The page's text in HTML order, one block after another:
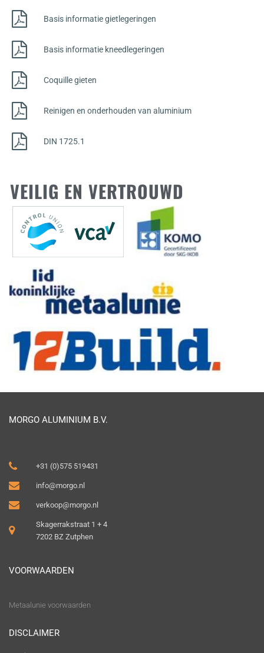
Basis informatie gietlegeringen
Basis informatie kneedlegeringen
Coquille gieten
Reinigen en onderhouden van aluminium
DIN 1725.1
VEILIG EN VERTROUWD
MORGO ALUMINIUM B.V.
+31 (0)575 519431
info@morgo.nl
verkoop@morgo.nl
Skagerrakstraat 1 + 4
7202 BZ Zutphen
VOORWAARDEN
Metaalunie voorwaarden
DISCLAIMER